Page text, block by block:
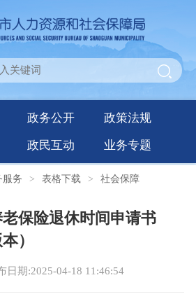
政务公开 政策法规
政民互动 业务专题
服务 > 表格下载 > 社会保障
保险退休时间申请书
）
日期:2025-04-18 11:46:54